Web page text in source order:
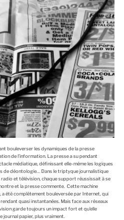
bouleverser les dynamiques de la presse
de l’information. La presse a su pendant
médiatique, définissant elle-même les logiques
de déontologie… Dans le triptyque journalistique
et télévision, chaque support réussissait à se
et la presse commente. Cette machine
a été complètement bouleversée par Internet, qui
quasi instantanées. Mais face aux réseaux
garde toujours un impact fort et qu’elle
journal papier, plus vraiment.